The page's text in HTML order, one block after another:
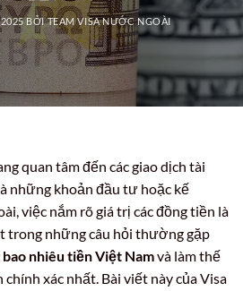
BỞITEAM VISA NƯỚC NGOÀI
quan tâm đến các giao dịch tài
những khoản đầu tư hoặc kế
việc nắm rõ giá trị các đồng tiền là
trong những câu hỏi thường gặp
nhiêu tiền Việt Namvà làm thế
chính xác nhất. Bài viết này của Visa